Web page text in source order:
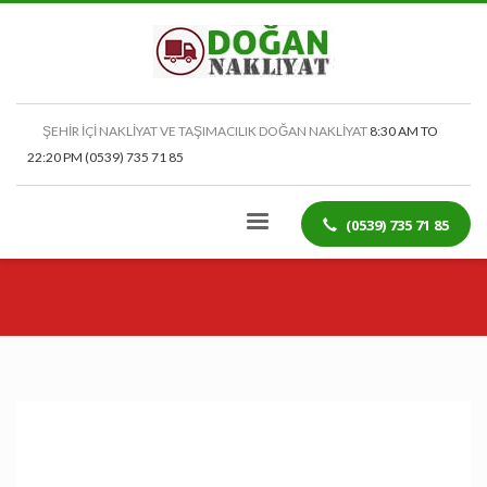
ŞEHİR İÇİ NAKLİYAT VE TAŞIMACILIK DOĞAN NAKLİYAT 8:30 AM TO
22:20 PM (0539) 735 71 85
(0539) 735 71 85